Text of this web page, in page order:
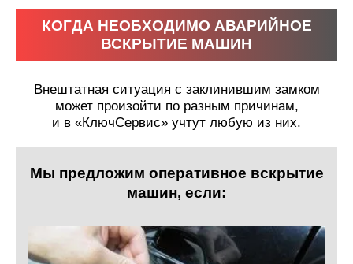
КОГДА НЕОБХОДИМО АВАРИЙНОЕ
ВСКРЫТИЕ МАШИН
Внештатная ситуация с заклинившим замком
может произойти по разным причинам,
и в «КлючСервис» учтут любую из них.
Мы предложим оперативное вскрытие
машин, если: